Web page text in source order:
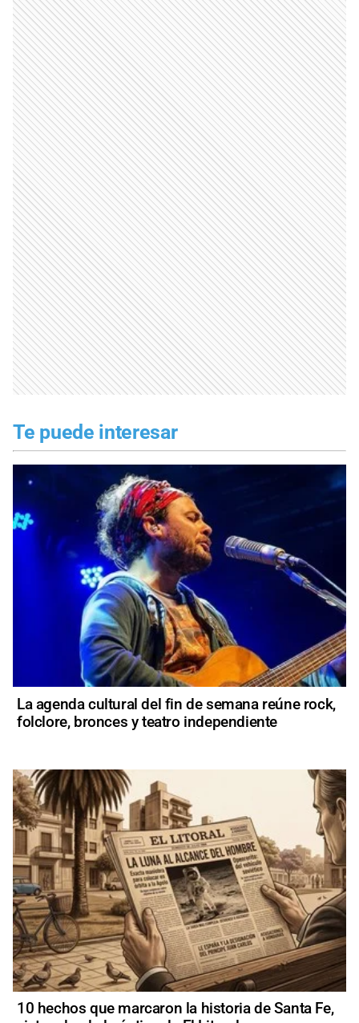
Te puede interesar
La agenda cultural del fin de semana reúne rock,
folclore, bronces y teatro independiente
10 hechos que marcaron la historia de Santa Fe,